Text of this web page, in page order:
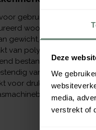
Deze
We
media,
verstrekt of
gebruik in drukke
wood grain
gewicht, duurzaam en
van polyester voor
bestand tegen
van -40 °C tot + 90
voor druk / intensief